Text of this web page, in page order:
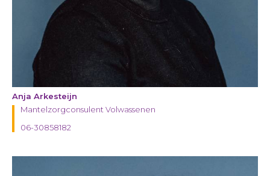
Anja Arkesteijn
Mantelzorgconsulent Volwassenen
06-30858182